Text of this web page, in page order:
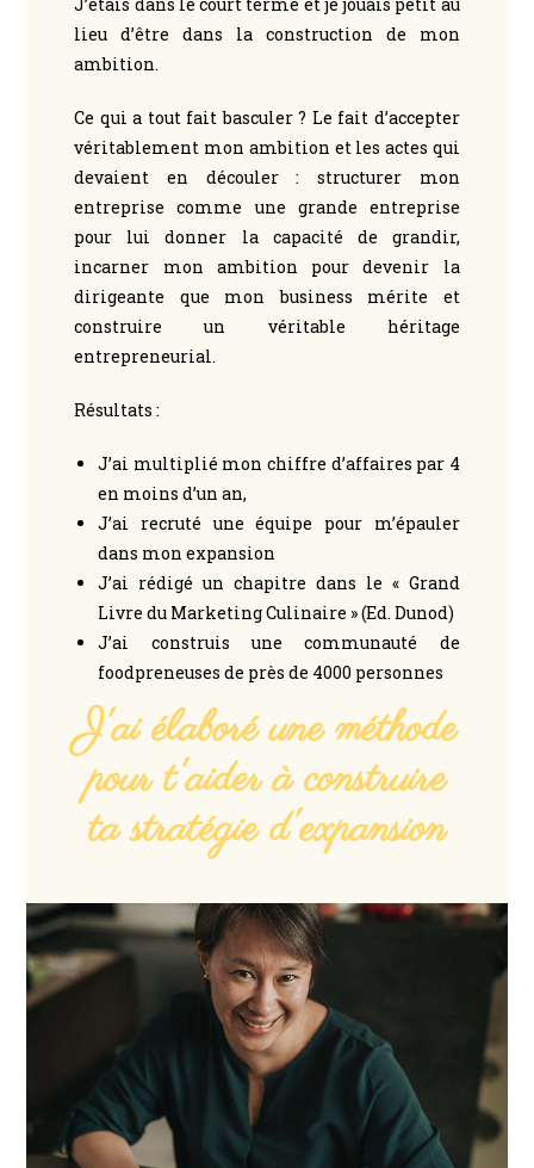
lieu d’être dans la construction de mon
ambition.
Ce qui a tout fait basculer ? Le fait d’accepter
véritablement mon ambition et les actes qui
devaient en découler : structurer mon
entreprise comme une grande entreprise
pour lui donner la capacité de grandir,
incarner mon ambition pour devenir la
dirigeante que mon business mérite et
construire un véritable héritage
entrepreneurial.
Résultats :
J’ai multiplié mon chiffre d’affaires par 4
en moins d’un an,
J’ai recruté une équipe pour m’épauler
dans mon expansion
J’ai rédigé un chapitre dans le « Grand
Livre du Marketing Culinaire » (Ed. Dunod)
J’ai construis une communauté de
foodpreneuses de près de 4000 personnes
J'ai élaboré une méthode
pour t'aider à construire
ta stratégie d'expansion